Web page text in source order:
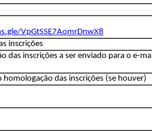
VpGtSSE7AomrDnwX8
inscrições
das inscrições a ser enviado para o e-
homologação das inscrições (se houver)